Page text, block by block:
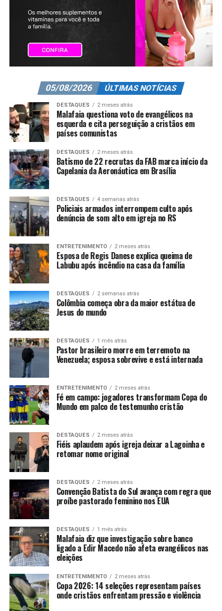
05/08/2026 ÚLTIMAS NOTÍCIAS
DESTAQUES 2 meses atrás
Malafaia questiona voto de evangélicos na
esquerda e cita perseguição a cristãos em
países comunistas
DESTAQUES 2 meses atrás
Batismo de 22 recrutas da FAB marca início da
Capelania da Aeronáutica em Brasília
DESTAQUES 4 semanas atrás
Policiais armados interrompem culto após
denúncia de som alto em igreja no RS
ENTRETENIMENTO 2 meses atrás
Esposa de Regis Danese explica queima de
Labubu após incêndio na casa da família
DESTAQUES 2 semanas atrás
Colômbia começa obra da maior estátua de
Jesus do mundo
DESTAQUES 1 mês atrás
Pastor brasileiro morre em terremoto na
Venezuela; esposa sobrevive e está internada
ENTRETENIMENTO 2 meses atrás
Fé em campo: jogadores transformam Copa do
Mundo em palco de testemunho cristão
DESTAQUES 2 meses atrás
Fiéis aplaudem após igreja deixar a Lagoinha e
retomar nome original
DESTAQUES 2 meses atrás
Convenção Batista do Sul avança com regra que
proíbe pastorado feminino nos EUA
DESTAQUES 1 mês atrás
Malafaia diz que investigação sobre banco
ligado a Edir Macedo não afeta evangélicos nas
eleições
ENTRETENIMENTO 2 meses atrás
Copa 2026: 14 seleções representam países
onde cristãos enfrentam pressão e violência